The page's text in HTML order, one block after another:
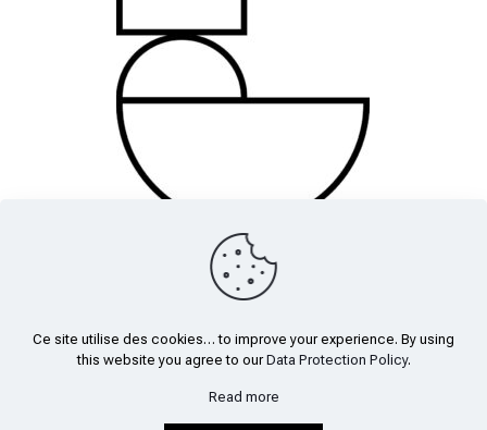
Mentions légales
Ce site utilise des cookies… to improve your experience. By using
this website you agree to ourData Protection Policy.
Read more